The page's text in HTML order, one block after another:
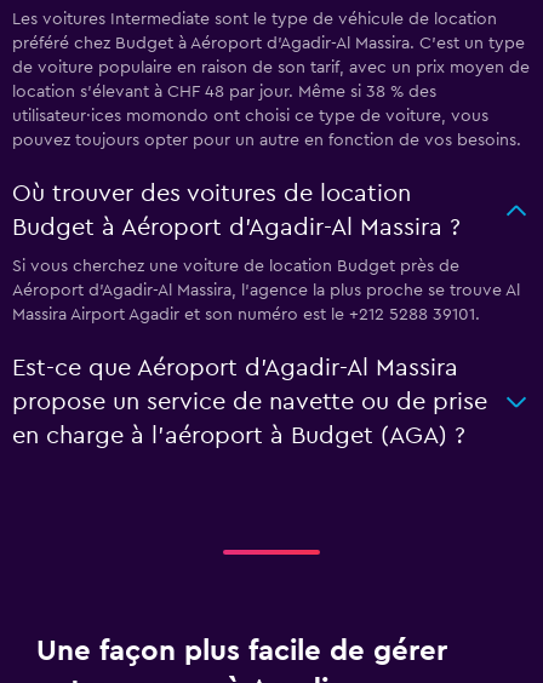
Les voitures Intermediate sont le type de véhicule de location
préféré chez Budget à Aéroport d'Agadir-Al Massira. C'est un type
de voiture populaire en raison de son tarif, avec un prix moyen de
location s'élevant à CHF 48 par jour. Même si 38 % des
utilisateur·ices momondo ont choisi ce type de voiture, vous
pouvez toujours opter pour un autre en fonction de vos besoins.
Où trouver des voitures de location
Budget à Aéroport d'Agadir-Al Massira ?
Si vous cherchez une voiture de location Budget près de
Aéroport d'Agadir-Al Massira, l’agence la plus proche se trouve Al
Massira Airport Agadir et son numéro est le +212 5288 39101.
Est-ce que Aéroport d'Agadir-Al Massira
propose un service de navette ou de prise
en charge à l’aéroport à Budget (AGA) ?
Une façon plus facile de gérer